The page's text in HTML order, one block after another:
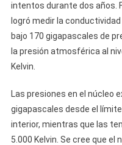
intentos durante dos años.
logró medir la
bajo 170 gigapascales de
la presión atmosférica al
Kelvin.
Las presiones en el núcleo
gigapascales desde el
interior, mientras que las
5.000 Kelvin. Se cree que el